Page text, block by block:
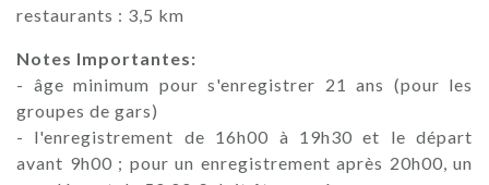
restaurants : 3,5 km
Notes Importantes:
- âge minimum pour s'enregistrer 21 ans (pour les
groupes de gars)
- l'enregistrement de 16h00 à 19h30 et le départ
avant 9h00 ; pour un enregistrement après 20h00, un